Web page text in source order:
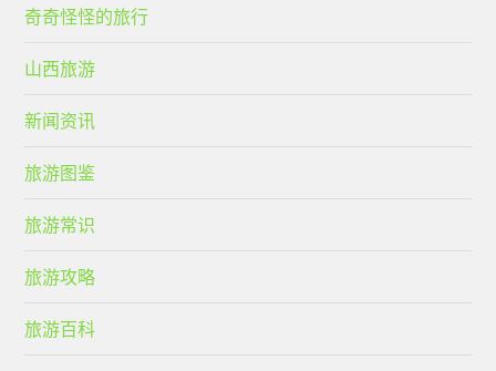
奇奇怪怪的旅行
山西旅游
新闻资讯
旅游图鉴
旅游常识
旅游攻略
旅游百科